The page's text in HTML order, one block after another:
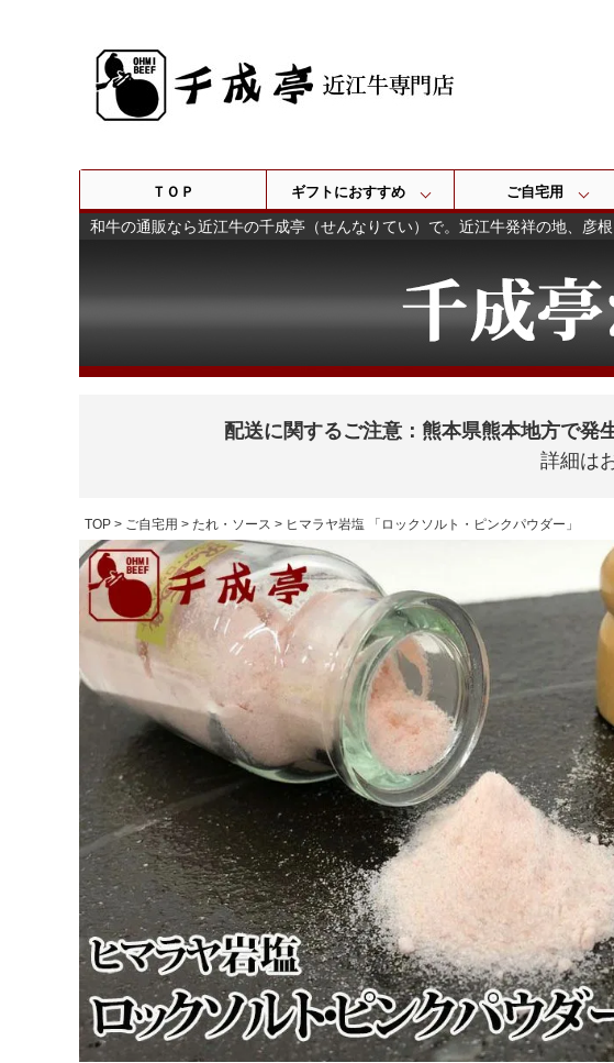
ＴＯＰ ギフトにおすすめ ご自宅用
和牛の通販なら近江牛の千成亭（せんなりてい）で。近江牛発祥の地、彦
配送に関するご注意：熊本県熊本地方で発
詳細は
TOP ご自宅用 たれ・ソース ヒマラヤ岩塩 「ロックソルト・ピンクパウダー」